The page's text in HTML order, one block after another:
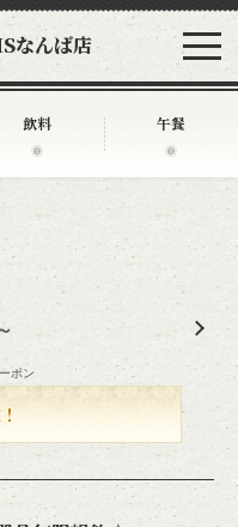
なんば店
飲料 午餐
ポン